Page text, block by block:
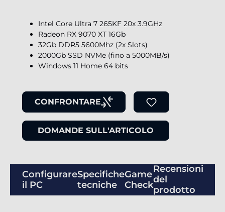
Intel Core Ultra 7 265KF 20x 3.9GHz
Radeon RX 9070 XT 16Gb
32Gb DDR5 5600Mhz (2x Slots)
2000Gb SSD NVMe (fino a 5000MB/s)
Windows 11 Home 64 bits
CONFRONTARE
DOMANDE SULL'ARTICOLO
Configurare
il PC
Specifiche
tecniche
Game
Check
Recensioni
del
prodotto